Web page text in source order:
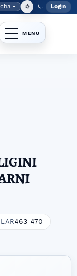
Login
463-470